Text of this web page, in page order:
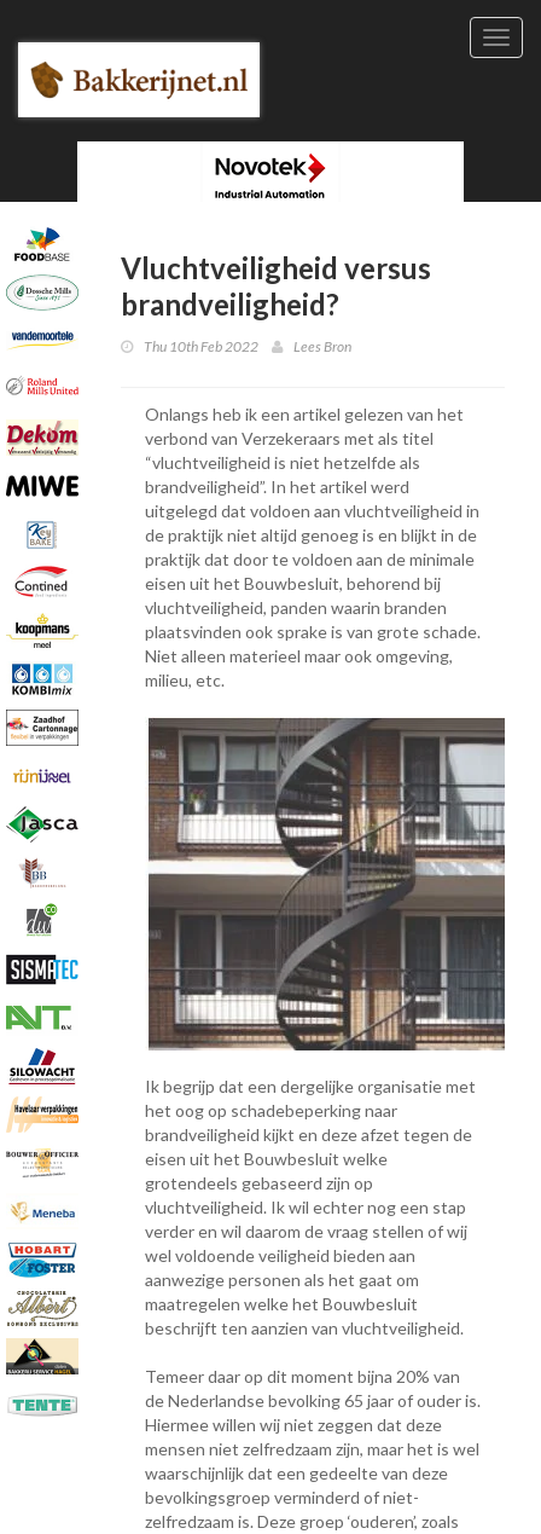
Vluchtveiligheid versus
brandveiligheid?
Thu 10th Feb 2022 Lees Bron
Onlangs heb ik een artikel gelezen van het
verbond van Verzekeraars met als titel
“vluchtveiligheid is niet hetzelfde als
brandveiligheid”. In het artikel werd
uitgelegd dat voldoen aan vluchtveiligheid in
de praktijk niet altijd genoeg is en blijkt in de
praktijk dat door te voldoen aan de minimale
eisen uit het Bouwbesluit, behorend bij
vluchtveiligheid, panden waarin branden
plaatsvinden ook sprake is van grote schade.
Niet alleen materieel maar ook omgeving,
milieu, etc.
Ik begrijp dat een dergelijke organisatie met
het oog op schadebeperking naar
brandveiligheid kijkt en deze afzet tegen de
eisen uit het Bouwbesluit welke
grotendeels gebaseerd zijn op
vluchtveiligheid. Ik wil echter nog een stap
verder en wil daarom de vraag stellen of wij
wel voldoende veiligheid bieden aan
aanwezige personen als het gaat om
maatregelen welke het Bouwbesluit
beschrijft ten aanzien van vluchtveiligheid.
Temeer daar op dit moment bijna 20% van
de Nederlandse bevolking 65 jaar of ouder is.
Hiermee willen wij niet zeggen dat deze
mensen niet zelfredzaam zijn, maar het is wel
waarschijnlijk dat een gedeelte van deze
bevolkingsgroep verminderd of niet-
zelfredzaam is. Deze groep ‘ouderen’, zoals